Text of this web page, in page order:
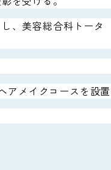
、美容総合科トータ
アメイクコースを設置